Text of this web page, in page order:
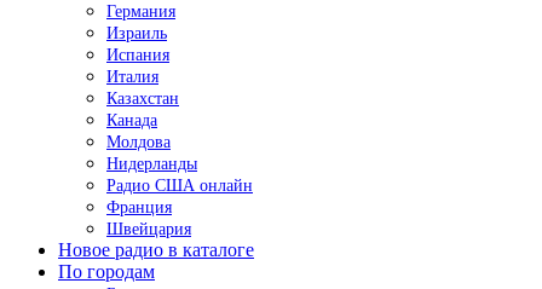
Германия
Израиль
Испания
Италия
Казахстан
Канада
Молдова
Нидерланды
Радио США онлайн
Франция
Швейцария
Новое радио в каталоге
По городам